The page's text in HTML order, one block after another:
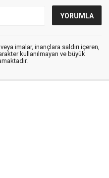
imalar, inançlara saldırı içeren,
kullanılmayan ve büyük